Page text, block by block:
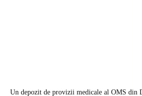
Un depozit de provizii medicale al OMS din